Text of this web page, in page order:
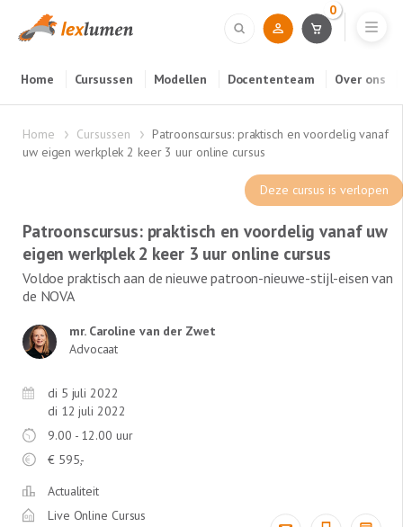
Home Cursussen Modellen Docententeam Over ons
0
Home Cursussen
Patroonscursus: praktisch en voordelig vanaf
uw eigen werkplek 2 keer 3 uur online cursus
Deze cursus is verlopen
Patroonscursus: praktisch en voordelig vanaf uw
eigen werkplek 2 keer 3 uur online cursus
Voldoe praktisch aan de nieuwe patroon-nieuwe-stijl-eisen van
de NOVA
mr. Caroline van der Zwet
Advocaat
di 5 juli 2022
di 12 juli 2022
9.00 - 12.00 uur
€ 595,-
Actualiteit
Live Online Cursus